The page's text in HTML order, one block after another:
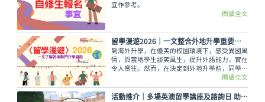
宜作參考。
閱讀全文
留學漫遊2026｜一文整合外地升學重要情報 留學資訊
到海外升學，在優美的校園環境下，感受異國風
情，與當地學生談笑風生，提升外語能力，實在
令人嚮往。然而，在決定到外地升學前，同學務
必考慮以下各項因素及留學資訊才作出決定，留
學漫遊為大家整合留學的重要資訊。
閱讀全文
活動推介｜多場英澳留學講座及諮詢日 助你掌握最新海外升學資訊